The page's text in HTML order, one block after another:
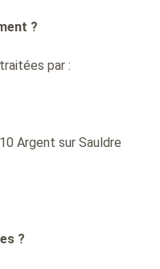
?
par :
Argent sur Sauldre
?